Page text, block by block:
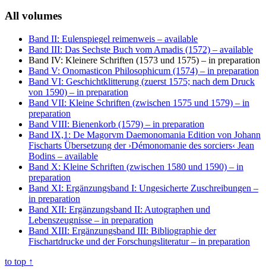
All volumes
Band II: Eulenspiegel reimenweis – available
Band III: Das Sechste Buch vom Amadis (1572) – available
Band IV: Kleinere Schriften (1573 und 1575) – in preparation
Band V: Onomasticon Philosophicum (1574) – in preparation
Band VI: Geschichtklitterung (zuerst 1575; nach dem Druck
von 1590) – in preparation
Band VII: Kleine Schriften (zwischen 1575 und 1579) – in
preparation
Band VIII: Bienenkorb (1579) – in preparation
Band IX,1: De Magorvm Daemonomania Edition von Johann
Fischarts Übersetzung der ›Démonomanie des sorciers‹ Jean
Bodins – available
Band X: Kleine Schriften (zwischen 1580 und 1590) – in
preparation
Band XI: Ergänzungsband I: Ungesicherte Zuschreibungen –
in preparation
Band XII: Ergänzungsband II: Autographen und
Lebenszeugnisse – in preparation
Band XIII: Ergänzungsband III: Bibliographie der
Fischartdrucke und der Forschungsliteratur– in preparation
to top ↑